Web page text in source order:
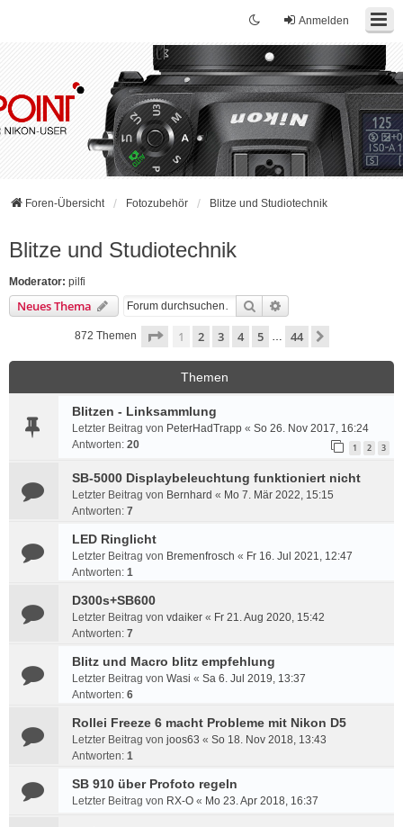
Anmelden
Foren-Übersicht Fotozubehör Blitze und Studiotechnik
Blitze und Studiotechnik
Moderator: pilfi
Neues Thema Suche
872 Themen Seite 1von 44
1 2 3 4 5 … 44
Themen
Blitzen - Linksammlung
Letzter Beitrag von PeterHadTrapp « So 26. Nov 2017, 16:24
Antworten: 20 1 2 3
SB-5000 Displaybeleuchtung funktioniert nicht
Letzter Beitrag von Bernhard « Mo 7. Mär 2022, 15:15
Antworten: 7
LED Ringlicht
Letzter Beitrag von Bremenfrosch « Fr 16. Jul 2021, 12:47
Antworten: 1
D300s+SB600
Letzter Beitrag von vdaiker « Fr 21. Aug 2020, 15:42
Antworten: 7
Blitz und Macro blitz empfehlung
Letzter Beitrag von Wasi « Sa 6. Jul 2019, 13:37
Antworten: 6
Rollei Freeze 6 macht Probleme mit Nikon D5
Letzter Beitrag von joos63 « So 18. Nov 2018, 13:43
Antworten: 1
SB 910 über Profoto regeln
Letzter Beitrag von RX-O « Mo 23. Apr 2018, 16:37